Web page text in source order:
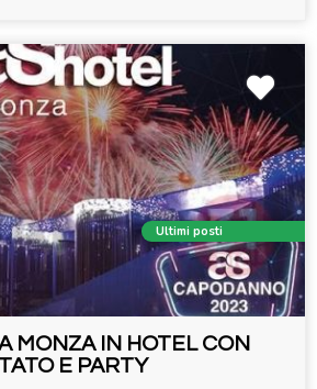
Ultimi posti
MONZA IN HOTEL CON
E PARTY